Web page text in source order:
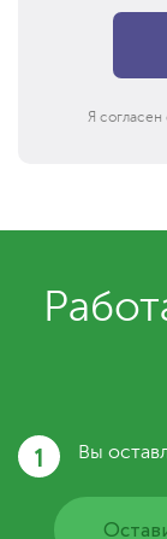
Я согласен
1 Вы